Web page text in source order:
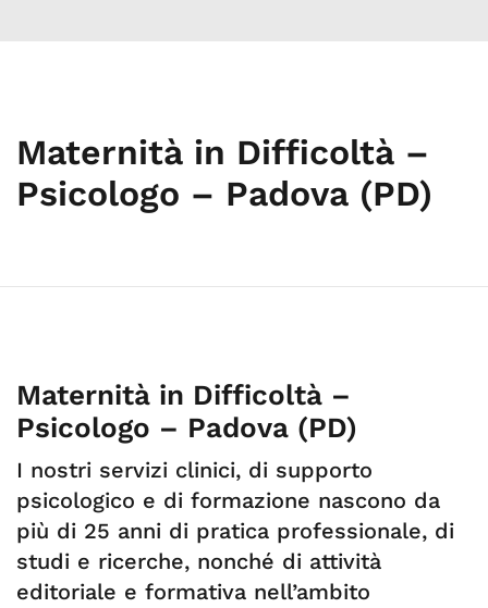
Maternità in Difficoltà –
Psicologo – Padova (PD)
Maternità in Difficoltà –
Psicologo – Padova (PD)
I nostri servizi clinici, di supporto
psicologico e di formazione nascono da
più di 25 anni di pratica professionale, di
studi e ricerche, nonché di attività
editoriale e formativa nell’ambito